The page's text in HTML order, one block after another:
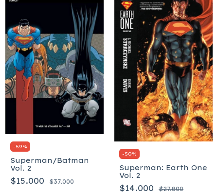
-59%
Superman/Batman
Vol. 2
$15.000 $37.000
-50%
Superman: Earth One
Vol. 2
$14.000 $27.800